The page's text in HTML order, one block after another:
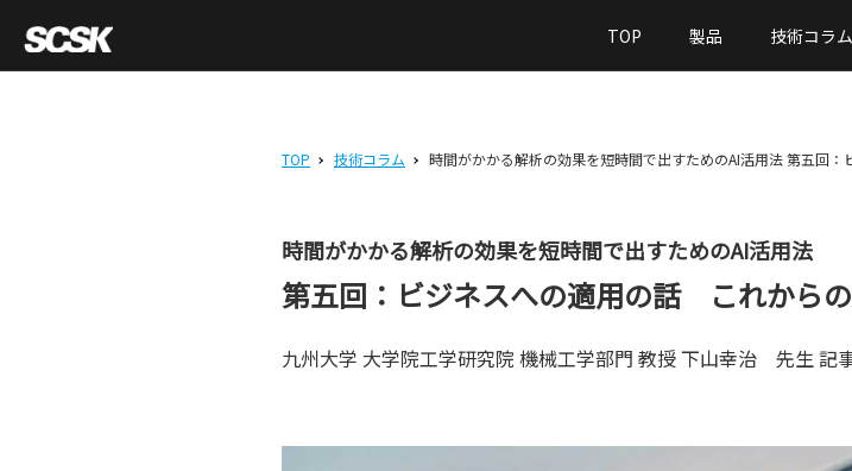
TOP 製品 技術コラム
TOP 技術コラム 時間がかかる解析の効果を短時間で出すためのAI活用法 第五回
時間がかかる解析の効果を短時間で出すためのAI活用法
第五回：ビジネスへの適用の話 これから
九州大学 大学院工学研究院 機械工学部門 教授 下山幸治 先生記